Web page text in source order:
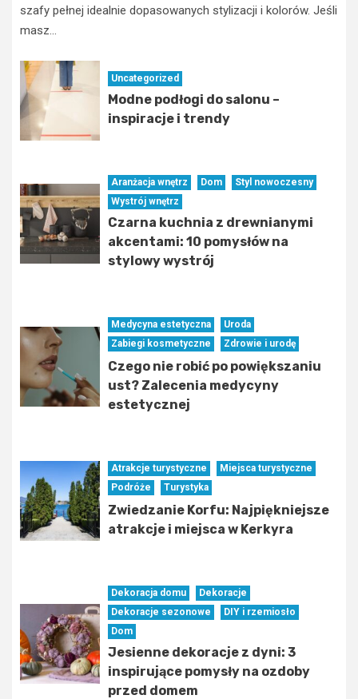
szafy pełnej idealnie dopasowanych stylizacji i kolorów. Jeśli
masz...
Uncategorized
Modne podłogi do salonu –
inspiracje i trendy
Aranżacja wnętrz Dom
Styl nowoczesny
Wystrój wnętrz
Czarna kuchnia z drewnianymi
akcentami: 10 pomysłów na
stylowy wystrój
Medycyna estetyczna
Uroda
Zabiegi kosmetyczne
Zdrowie i urodę
Czego nie robić po powiększaniu
ust? Zalecenia medycyny
estetycznej
Atrakcje turystyczne
Miejsca turystyczne
Podróże
Turystyka
Zwiedzanie Korfu: Najpiękniejsze
atrakcje i miejsca w Kerkyra
Dekoracja domu
Dekoracje
Dekoracje sezonowe
DIY i rzemiosło
Dom
Jesienne dekoracje z dyni: 3
inspirujące pomysły na ozdoby
przed domem